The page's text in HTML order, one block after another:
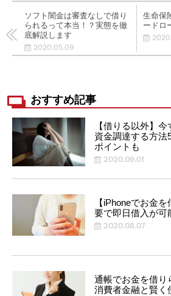
ソフト闇金は審査なしで借り
られるって本当！？実態を徹
底解説します
2020.05.09
生命保
ードロ
おすすめ記事
【借りる以外】
資金調達する方法
ポイントも
2020.09.01
【iPhoneでお金
要で即日借入が可
2020.08.07
通帳でお金を借り
消費者金融と賢く